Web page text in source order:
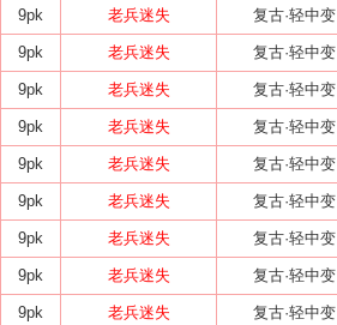
9pk 老兵迷失 复古·轻中变
9pk 老兵迷失 复古·轻中变
9pk 老兵迷失 复古·轻中变
9pk 老兵迷失 复古·轻中变
9pk 老兵迷失 复古·轻中变
9pk 老兵迷失 复古·轻中变
9pk 老兵迷失 复古·轻中变
9pk 老兵迷失 复古·轻中变
9pk 老兵迷失 复古·轻中变